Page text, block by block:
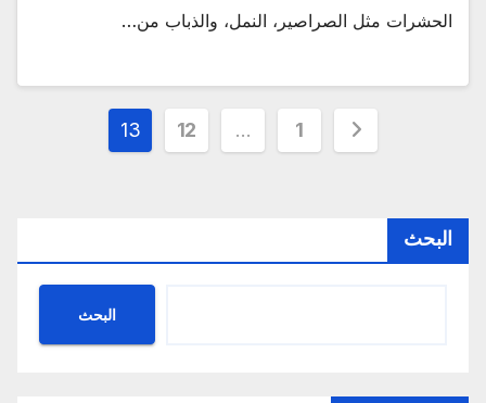
الحشرات مثل الصراصير، النمل، والذباب من…
تعدد
1
…
12
13
البحث
البحث